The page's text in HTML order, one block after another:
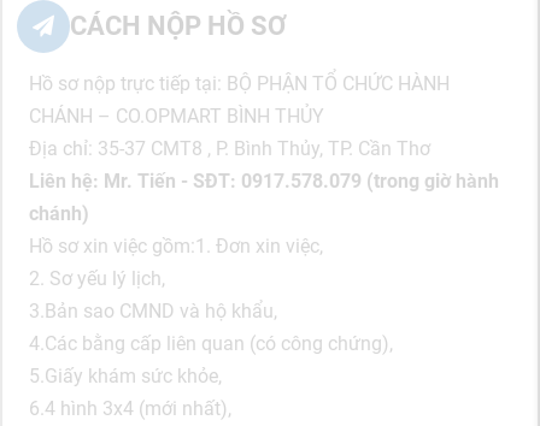
CÁCH NỘP HỒ SƠ
Hồ sơ nộp trực tiếp tại: BỘ PHẬN TỔ CHỨC HÀNH
CHÁNH – CO.OPMART BÌNH THỦY
Địa chỉ: 35-37 CMT8 , P. Bình Thủy, TP. Cần Thơ
Liên hệ: Mr. Tiến - SĐT: 0917.578.079 (trong giờ hành
chánh)
Hồ sơ xin việc gồm:1. Đơn xin việc,
2. Sơ yếu lý lịch,
3.Bản sao CMND và hộ khẩu,
4.Các bằng cấp liên quan (có công chứng),
5.Giấy khám sức khỏe,
6.4 hình 3x4 (mới nhất),